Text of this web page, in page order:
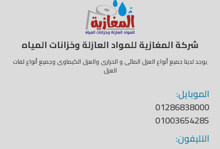
شركة المغازية للمواد العازلة وخزانات المياه
يوجد لدينا جميع أنواع العزل المائى و الحرارى والعزل الكيماوى وجميع أنواع لفات
العزل
الموبايل:
01286838000
01003654285
التليفون: